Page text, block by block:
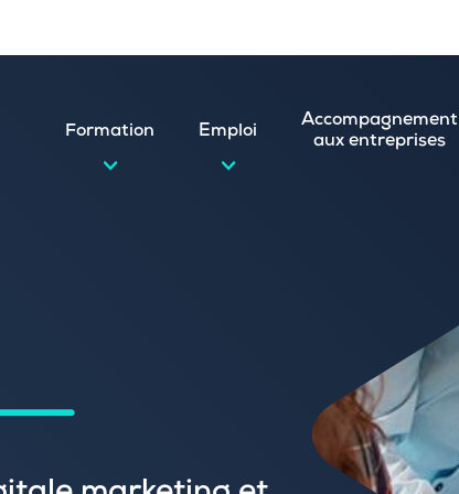
Formation Emploi
et postuler en ligne
spontanée
Accompagnement
aux entreprises